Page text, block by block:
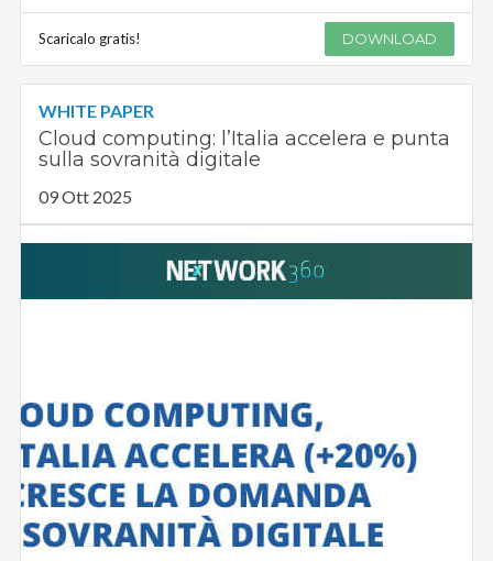
Scaricalo gratis! DOWNLOAD
WHITE PAPER
Cloud computing: l’Italia accelera e punta
sulla sovranità digitale
09 Ott 2025